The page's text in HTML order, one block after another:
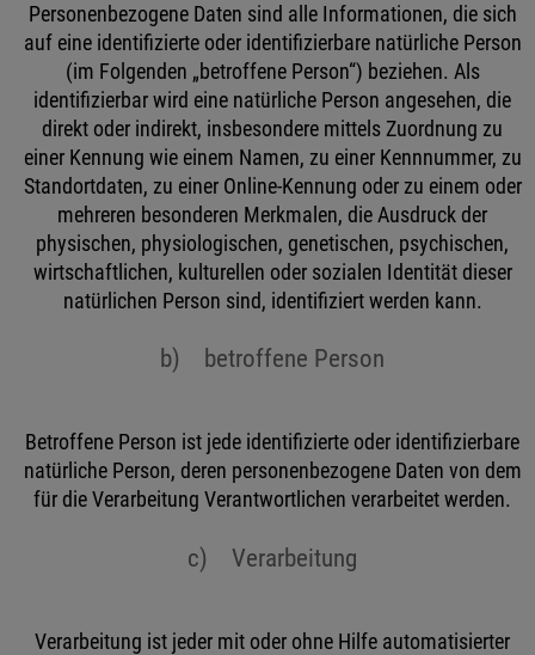
Personenbezogene Daten sind alle Informationen, die sich
auf eine identifizierte oder identifizierbare natürliche Person
(im Folgenden „betroffene Person“) beziehen. Als
identifizierbar wird eine natürliche Person angesehen, die
direkt oder indirekt, insbesondere mittels Zuordnung zu
einer Kennung wie einem Namen, zu einer Kennnummer, zu
Standortdaten, zu einer Online-Kennung oder zu einem oder
mehreren besonderen Merkmalen, die Ausdruck der
physischen, physiologischen, genetischen, psychischen,
wirtschaftlichen, kulturellen oder sozialen Identität dieser
natürlichen Person sind, identifiziert werden kann.
b) betroffene Person
Betroffene Person ist jede identifizierte oder identifizierbare
natürliche Person, deren personenbezogene Daten von dem
für die Verarbeitung Verantwortlichen verarbeitet werden.
c) Verarbeitung
Verarbeitung ist jeder mit oder ohne Hilfe automatisierter